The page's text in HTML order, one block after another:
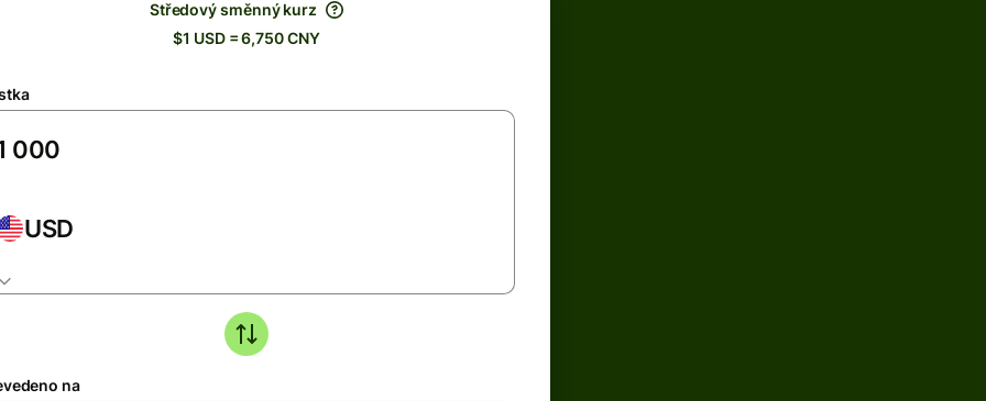
Středový směnný kurz
$1 USD = 6,750 CNY
USD
na